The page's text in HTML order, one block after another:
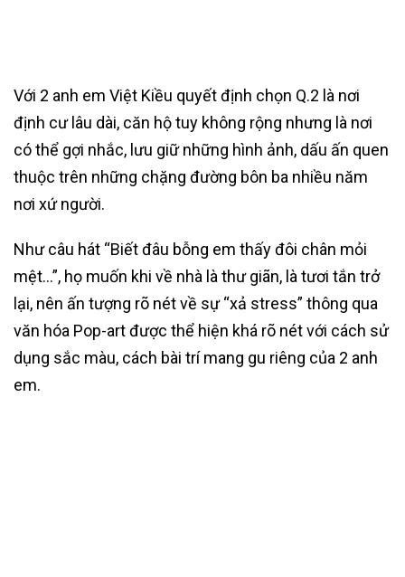
Với 2 anh em Việt Kiều quyết định chọn Q.2 là nơi
định cư lâu dài, căn hộ tuy không rộng nhưng là nơi
có thể gợi nhắc, lưu giữ những hình ảnh, dấu ấn quen
thuộc trên những chặng đường bôn ba nhiều năm
nơi xứ người.
Như câu hát “Biết đâu bỗng em thấy đôi chân mỏi
mệt…”, họ muốn khi về nhà là thư giãn, là tươi tắn trở
lại, nên ấn tượng rõ nét về sự “xả stress” thông qua
văn hóa Pop-art được thể hiện khá rõ nét với cách sử
dụng sắc màu, cách bài trí mang gu riêng của 2 anh
em.